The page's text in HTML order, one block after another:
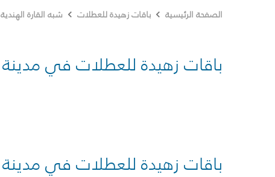
الصفحة الرئيسية باقات زهيدة للعطلات شبه القارة الهندية
باقات زهيدة للعطلات في مدينة
باقات زهيدة للعطلات في مدينة